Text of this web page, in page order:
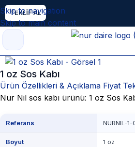
Skip to navigation
Skip to main content
TEKLİF AL
1 oz Sos Kabı
Ürün Özellikleri & Açıklama Fiyat
Nur Nil sos kabı ürünü: 1 oz Sos
Referans NURNIL-
Boyut 1 oz